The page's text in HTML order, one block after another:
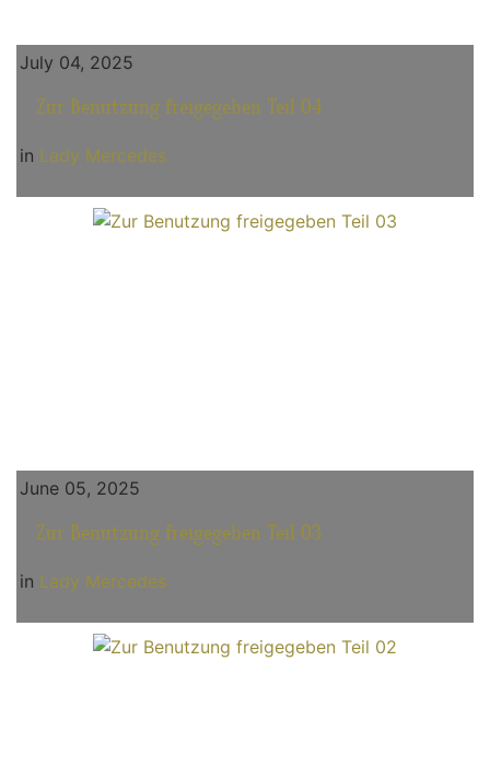
July 04, 2025
Zur Benutzung freigegeben Teil 04
in Lady Mercedes
June 05, 2025
Zur Benutzung freigegeben Teil 03
in Lady Mercedes